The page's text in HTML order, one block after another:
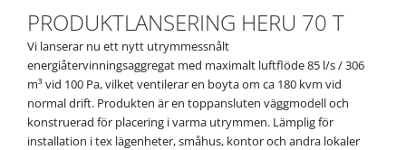
PRODUKTLANSERING HERU 70 T
Vi lanserar nu ett nytt utrymmessnålt
energiåtervinningsaggregat med maximalt luftflöde 85 l/s / 306
m³ vid 100 Pa, vilket ventilerar en boyta om ca 180 kvm vid
normal drift. Produkten är en toppansluten väggmodell och
konstruerad för placering i varma utrymmen. Lämplig för
installation i tex lägenheter, småhus, kontor och andra lokaler